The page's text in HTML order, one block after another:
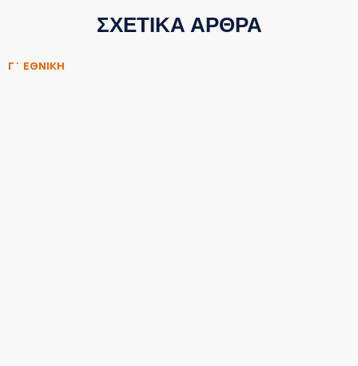
ΣΧΕΤΙΚΑ ΑΡΘΡΑ
Γ΄ ΕΘΝΙΚΗ